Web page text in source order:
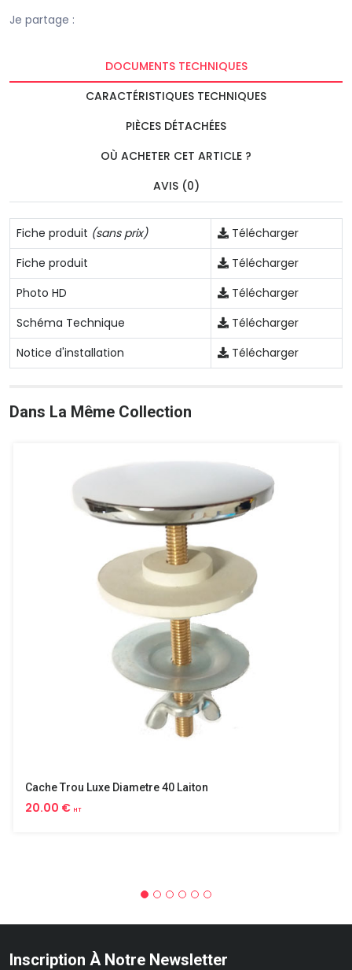
Je partage :
DOCUMENTS TECHNIQUES
CARACTÉRISTIQUES TECHNIQUES
PIÈCES DÉTACHÉES
OÙ ACHETER CET ARTICLE ?
AVIS (0)
Fiche produit (sans prix)
Télécharger
Fiche produit
Télécharger
Photo HD
Télécharger
Schéma Technique
Télécharger
Notice d'installation
Télécharger
Dans La Même Collection
Cache Trou Luxe Diametre 40 Laiton
20.00 € HT
Inscription À Notre Newsletter